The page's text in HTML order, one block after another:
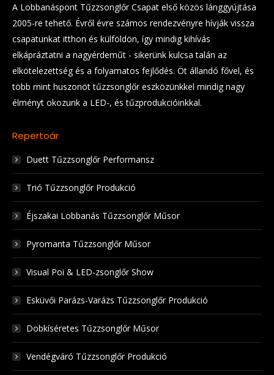
A Lobbanáspont Tűzzsonglőr Csapat első közös lánggyújtása
2005-re tehető. Évről évre számos rendezvényre hívják vissza
csapatunkat itthon és külföldön, így mindig kihívás
elkápráztatni a nagyérdeműt - sikerünk kulcsa talán az
elkötelezettség és a folyamatos fejlődés. Öt állandó fővel, és
több mint huszonöt tűzzsonglőr eszközünkkel mindig nagy
élményt okozunk a LED-, és tűzprodukcióinkkal.
Repertoár
Duett Tűzzsonglőr Performansz
Trió Tűzzsonglőr Produkció
Éjszakai Lobbanás Tűzzsonglőr Műsor
Pyromanta Tűzzsonglőr Műsor
Visual Poi & LED-zsonglőr Show
Esküvői Parázs-Varázs Tűzzsonglőr Produkció
Dobkíséretes Tűzzsonglőr Műsor
Vendégváró Tűzzsonglőr Produkció